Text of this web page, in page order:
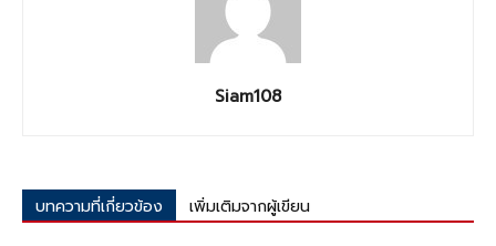
Siam108
บทความที่เกี่ยวข้อง เพิ่มเติมจากผู้เขียน